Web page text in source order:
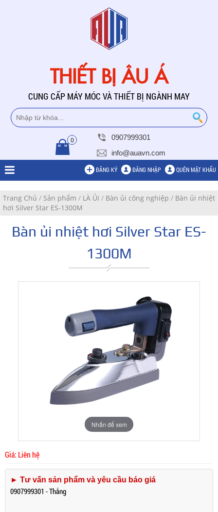
THIẾT BỊ ÂU Á
CUNG CẤP MÁY MÓC VÀ THIẾT BỊ NGÀNH MAY
0
0907999301
info@auavn.com
ĐĂNG KÝ ĐĂNG NHẬP QUÊN MẬT KHẨU
Trang Chủ / Sản phẩm / LÀ ỦI / Bàn ủi công nghiệp / Bàn ủi nhiệt
hơi Silver Star ES-1300M
Bàn ủi nhiệt hơi Silver Star ES-
1300M
Nhấn để xem
Giá: Liên hệ
► Tư vấn sản phẩm và yêu cầu báo giá
0907999301 - Thắng